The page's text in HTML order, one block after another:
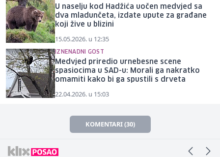
U naselju kod Hadžića uočen medvjed sa
dva mladunčeta, izdate upute za građane
koji žive u blizini
15.05.2026. u 12:35
IZNENADNI GOST
Medvjed priredio urnebesne scene
spasiocima u SAD-u: Morali ga nakratko
omamiti kako bi ga spustili s drveta
22.04.2026. u 15:03
KOMENTARI (30)